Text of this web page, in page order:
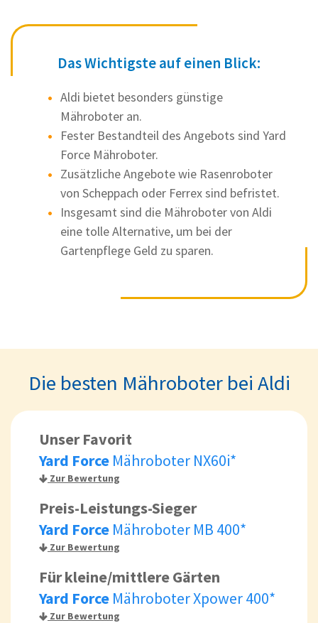
Das Wichtigste auf einen Blick:
Aldi bietet besonders günstige
Mähroboter an.
Fester Bestandteil des Angebots sind Yard
Force Mähroboter.
Zusätzliche Angebote wie Rasenroboter
von Scheppach oder Ferrex sind befristet.
Insgesamt sind die Mähroboter von Aldi
eine tolle Alternative, um bei der
Gartenpflege Geld zu sparen.
Die besten Mähroboter bei Aldi
Unser Favorit
Yard Force Mähroboter NX60i*
Zur Bewertung
Preis-Leistungs-Sieger
Yard Force Mähroboter MB 400*
Zur Bewertung
Für kleine/mittlere Gärten
Yard Force Mähroboter Xpower 400*
Zur Bewertung